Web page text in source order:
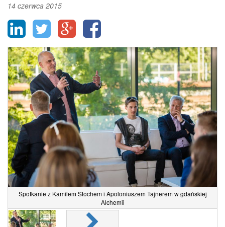
14 czerwca 2015
Spotkanie z Kamilem Stochem i Apoloniuszem Tajnerem w gdańskiej
Alchemii